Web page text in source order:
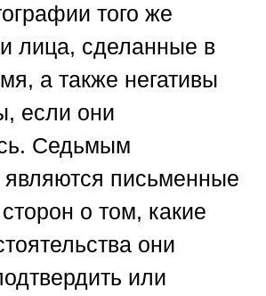
того же
лица, сделанные в
а также негативы
если они
Седьмым
письменные
о том, какие
они
или